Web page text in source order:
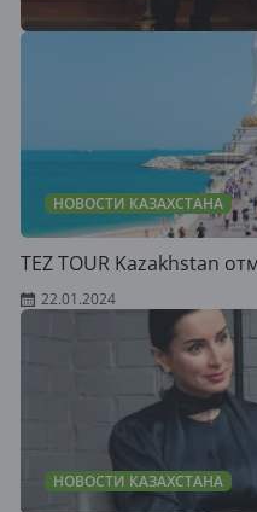
НОВОСТИ КАЗАХСТАНА
TEZ TOUR Kazakhstan
22.01.2024
НОВОСТИ КАЗАХСТАНА